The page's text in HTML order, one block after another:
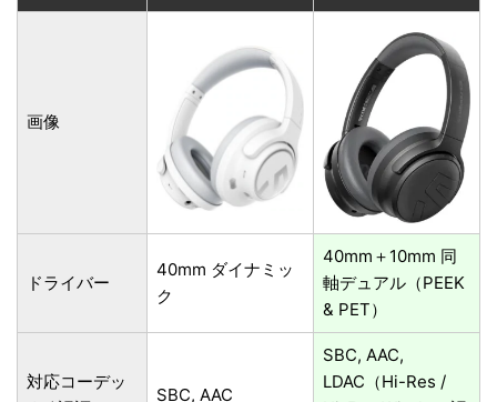
画像
ドライバー
40mm ダイナミッ
ク
40mm＋10mm 同
軸デュアル（PEEK
& PET）
対応コーデッ
SBC, AAC
SBC, AAC,
LDAC（Hi-Res /